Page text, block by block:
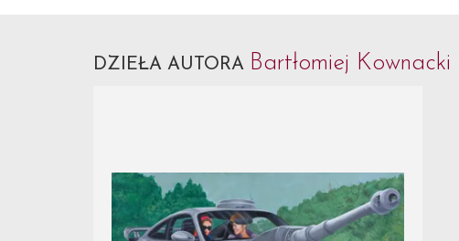
DZIEŁA AUTORA Bartłomiej Kownacki